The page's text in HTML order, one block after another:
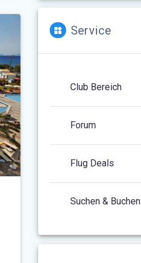
Service
Club Bereich
Forum
Flug Deals
Suchen & Buchen